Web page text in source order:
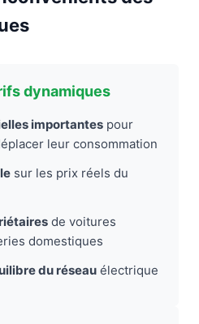
dynamiques
importantes pour
leur consommation
sur les prix réels du
de voitures
domestiques
du réseau électrique